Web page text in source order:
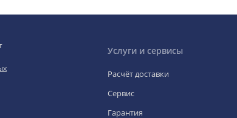
Услуги и сервисы
Расчёт доставки
Сервис
Гарантия